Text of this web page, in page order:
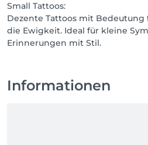
Small Tattoos:
Dezente Tattoos mit
die Ewigkeit. Ideal für kleine
Erinnerungen mit Stil.
Informationen